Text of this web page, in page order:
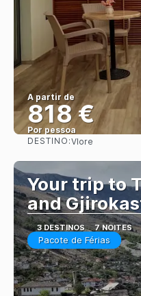
A partir de
818 €
Por pessoa
DESTINO:Vlore
Your trip to
and
3 DESTINOS 7 NOITES
Pacote de Férias